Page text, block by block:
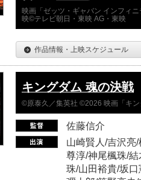
映画「ゼッツ・ギャバン インフィ
映©テレビ朝日・東映 AG・東映
作品情報・上映スケジュール
キングダム 魂の決戦
©原泰久／集英社 ©2026 映画「キ
佐藤信介
山崎賢人/吉沢亮
尊淳/神尾楓珠/
珠/山田裕貴/坂